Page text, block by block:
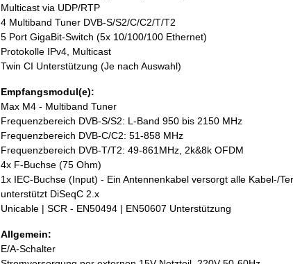
Multicast via UDP/RTP
4 Multiband Tuner DVB-S/S2/C/C2/T/T2
5 Port GigaBit-Switch (5x 10/100/100 Ethernet)
Protokolle IPv4, Multicast
Twin CI Unterstützung (Je nach Auswahl)
Empfangsmodul(e):
Max M4 - Multiband Tuner
Frequenzbereich DVB-S/S2: L-Band 950 bis 2150 MHz
Frequenzbereich DVB-C/C2: 51-858 MHz
Frequenzbereich DVB-T/T2: 49-861MHz, 2k&8k OFDM
4x F-Buchse (75 Ohm)
1x IEC-Buchse (Input) - Ein Antennenkabel versorgt alle Kabel-/
unterstützt DiSeqC 2.x
Unicable | SCR - EN50494 | EN50607 Unterstützung
Allgemein:
E/A-Schalter